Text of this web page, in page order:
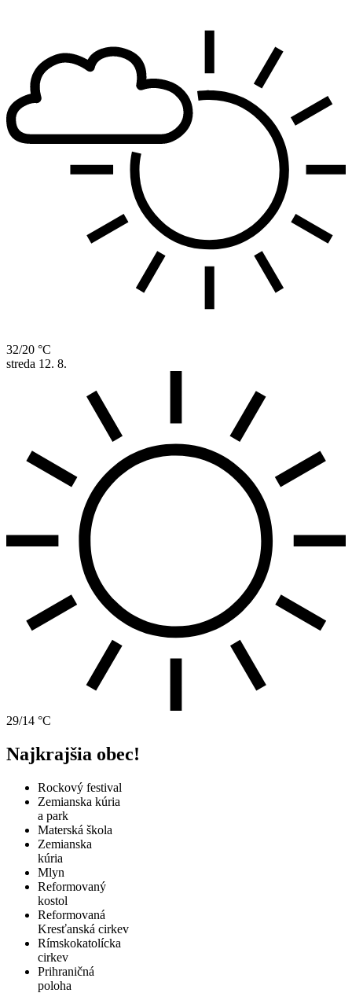
32/20 °C
streda 12. 8.
29/14 °C
Najkrajšia obec!
Rockový festival
Zemianska kúria
a park
Materská škola
Zemianska
kúria
Mlyn
Reformovaný
kostol
Reformovaná
Kresťanská cirkev
Rímskokatolícka
cirkev
Prihraničná
poloha